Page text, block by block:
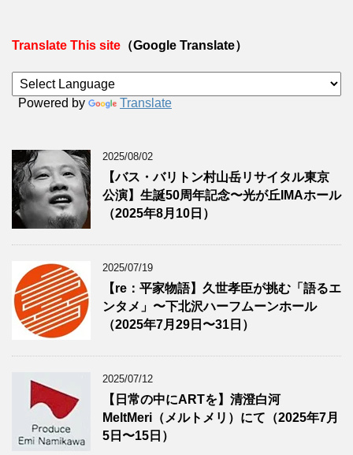
Translate This site （Google Translate）
Powered by Translate
2025/08/02
【バス・バリトン村山岳リサイタル東京
公演】生誕50周年記念〜光が丘IMAホール
（2025年8月10日）
2025/07/19
【re：平家物語】久世孝臣が挑む「語るエ
ンタメ」〜下北沢ハーフムーンホール
（2025年7月29日〜31日）
2025/07/12
【日常の中にARTを】清澄白河
MeltMeri（メルトメリ）にて（2025年7月
5日〜15日）